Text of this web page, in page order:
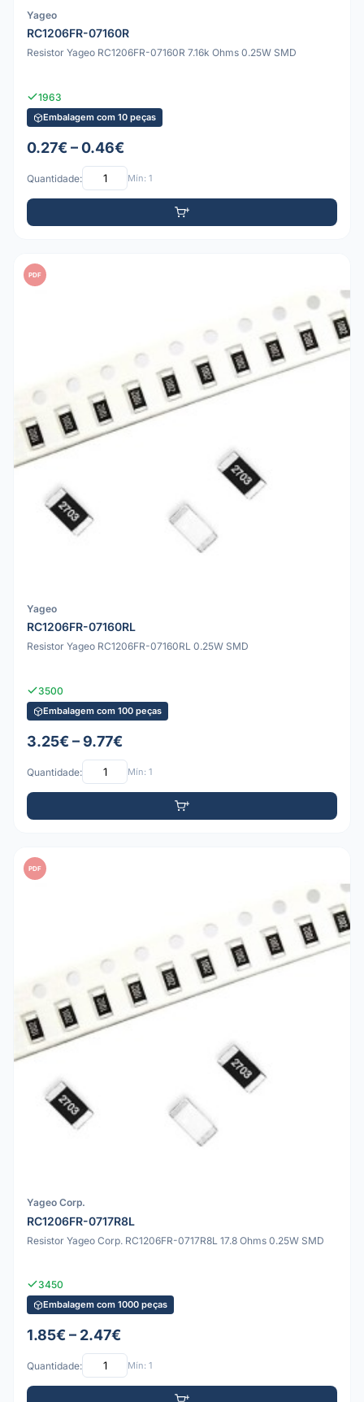
Yageo
RC1206FR-07160R
Resistor Yageo RC1206FR-07160R 7.16k Ohms 0.25W SMD
1963
Embalagem com 10 peças
0.27€ – 0.46€
Quantidade: Mín: 1
PDF
Yageo
RC1206FR-07160RL
Resistor Yageo RC1206FR-07160RL 0.25W SMD
3500
Embalagem com 100 peças
3.25€ – 9.77€
Quantidade: Mín: 1
PDF
Yageo Corp.
RC1206FR-0717R8L
Resistor Yageo Corp. RC1206FR-0717R8L 17.8 Ohms 0.25W SMD
3450
Embalagem com 1000 peças
1.85€ – 2.47€
Quantidade: Mín: 1